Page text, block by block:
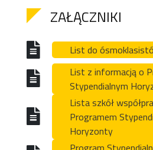
ZAŁĄCZNIKI
List do
List z informacją o
Stypendialnym
Lista szkół
Programem
Horyzonty